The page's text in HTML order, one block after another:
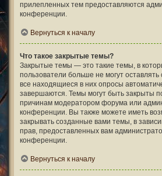
прилепленных тем предоставляются
конференции.
Вернуться к началу
Что такое закрытые темы?
Закрытые темы — это такие темы, в
пользователи больше не могут
все находящиеся в них опросы
завершаются. Темы могут быть закрыты
причинам модератором форума или
конференции. Вы также можете иметь
закрывать созданные вами темы, в
прав, предоставленных вам
конференции.
Вернуться к началу